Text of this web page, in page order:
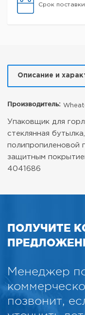
Срок
Описание и
Производитель:
Упаковщик для
стеклянная
полипропиленовой
защитным
4041686
ПОЛУЧИТЕ
Менеджер
позвонит,